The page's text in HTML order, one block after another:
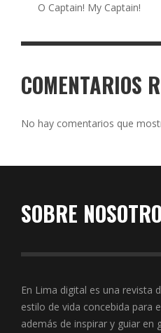
O Captain! My Captain!
COMENTARIOS
No hay comentarios que
SOBRE
En Lima digital es una revista
estilo de vida concebida para
además de inspirar y guiar en